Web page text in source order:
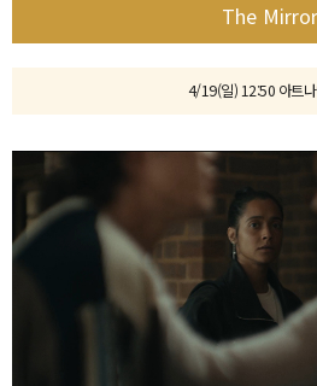
The Mirror
4/19(일) 12:50 아트